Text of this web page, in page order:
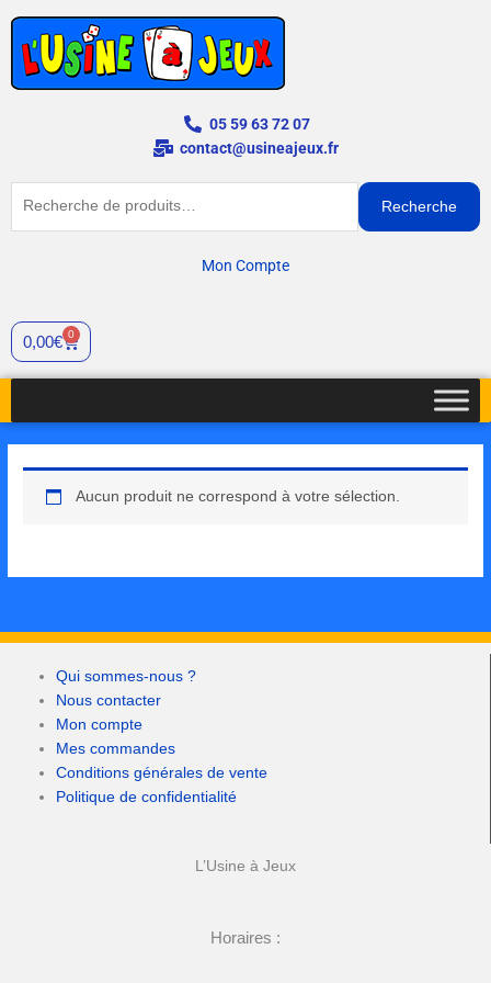
contenu
05 59 63 72 07
contact@usineajeux.fr
Recherche
Mon Compte
0,00€ 0
Panier
Aucun produit ne correspond à votre sélection.
Qui sommes-nous ?
Nous contacter
Mon compte
Mes commandes
Conditions générales de vente
Politique de confidentialité
L’Usine à Jeux
Horaires :